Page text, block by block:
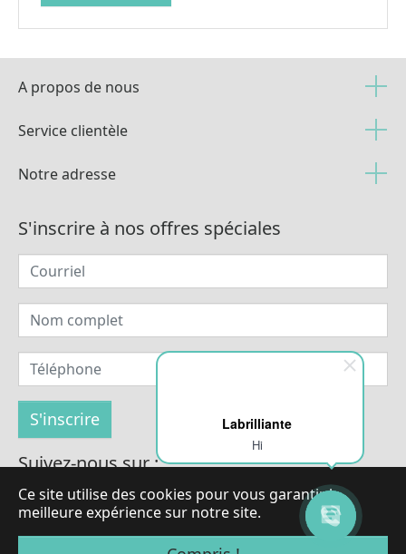
Labrilliante
Hi
Ce site utilise des cookies pour vous garantir la
meilleure expérience sur notre site.
A propos de nous
Service clientèle
Notre adresse
S'inscrire à nos offres spéciales
Suivez-nous sur :